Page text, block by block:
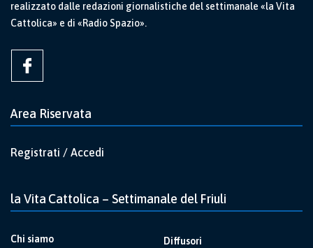
realizzato dalle redazioni giornalistiche del settimanale «la Vita
Cattolica» e di «Radio Spazio».
Area Riservata
Registrati / Accedi
la Vita Cattolica – Settimanale del Friuli
Chi siamo Diffusori